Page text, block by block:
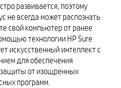
развивается, поэтому
не всегда может распознать
свой компьютер от ранее
технологии HP Sure
искусственный интеллект с
для обеспечения
от изощренных
программ.